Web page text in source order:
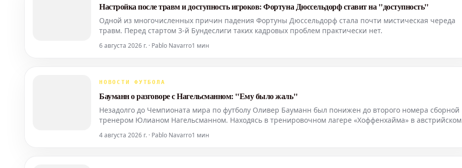
Настройка после травм и доступность игроков: Фортуна Дюссельдорф ставит на "доступность"
Одной из многочисленных причин падения Фортуны Дюссельдорф стала почти мистическая череда
травм. Перед стартом 3-й Бундеслиги таких кадровых проблем практически нет.
6 августа 2026 г. · Pablo Navarro1 мин
НОВОСТИ ФУТБОЛА
Бауманн о разговоре с Нагельсманном: "Ему было жаль"
Незадолго до Чемпионата мира по футболу Оливер Бауманн был понижен до второго номера сборной
тренером Юлианом Нагельсманном. Находясь в тренировочном лагере «Хоффенхайма» в австрийском
Зеефельде, вратарь прокомментировал эту ситуацию и сообщил о состоявшемся после мундиаля
разговоре с экс-наста
4 августа 2026 г. · Pablo Navarro1 мин